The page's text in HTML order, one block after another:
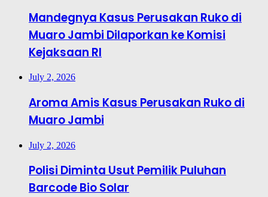
Mandegnya Kasus Perusakan Ruko di
Muaro Jambi Dilaporkan ke Komisi
Kejaksaan RI
July 2, 2026
Aroma Amis Kasus Perusakan Ruko di
Muaro Jambi
July 2, 2026
Polisi Diminta Usut Pemilik Puluhan
Barcode Bio Solar